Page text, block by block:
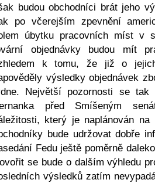
budou obchodníci brát jeho
po včerejším zpevnění
úbytku pracovních míst v
objednávky budou mít
k tomu, že již o
výsledky objednávek
Největší pozornosti se tak
před Smíšeným
který je naplánován
bude udržovat dobře
Fedu ještě poměrně
se bude o dalším výhledu
výsledků zatím